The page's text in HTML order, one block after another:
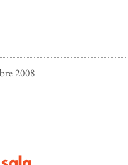
2008